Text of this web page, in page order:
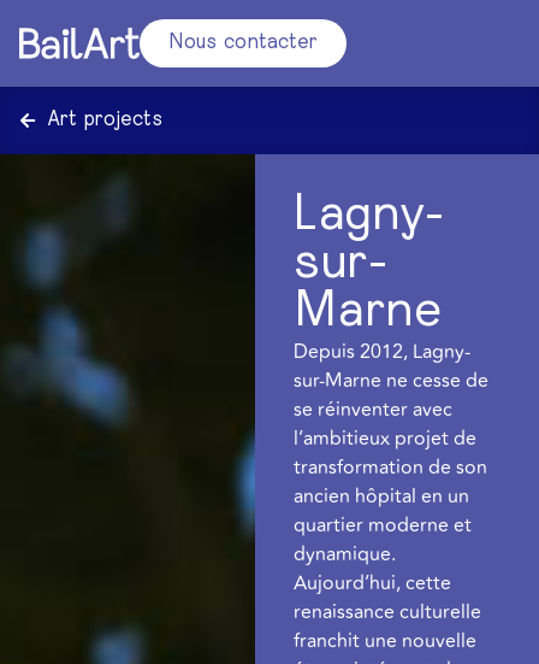
Nous contacter
Art projects
Lagny-
sur-
Marne
Depuis 2012, Lagny-
sur-Marne ne cesse de
se réinventer avec
l’ambitieux projet de
transformation de son
ancien hôpital en un
quartier moderne et
dynamique.
Aujourd’hui, cette
renaissance culturelle
franchit une nouvelle